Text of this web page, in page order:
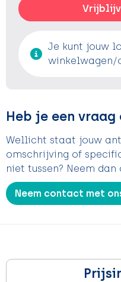
Je kunt jouw
winkelwagen/
Heb je een
Wellicht staat jouw
omschrijving of
niet tussen? Neem
Neem contact met